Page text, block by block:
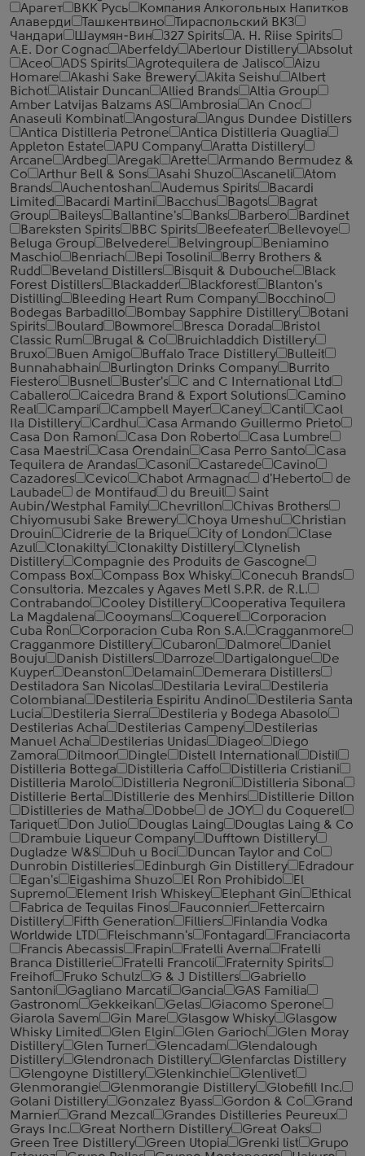
Арагет
ВКК Русь
Компания Алкогольных Напитков
Алаверди
Ташкентвино
Тираспольский ВКЗ
Чандари
Шаумян-Вин 327 Spirits
A. H. Riise Spirits
A.E. Dor Cognac
Aberfeldy Aberlour Distillery
Absolut
Aceo
ADS Spirits Agrotequilera de Jalisco
Aizu
Homare
Akashi Sake Brewery Akita Seishu
Albert
Bichot
Alistair Duncan Allied Brands
Altia Group
Amber Latvijas Balzams AS
Ambrosia
An Cnoc
Anaseuli Kombinat
Angostura
Angus Dundee Distillers
Antica Distilleria Petrone
Antica Distilleria Quaglia
Appleton Estate
APU Company
Aratta Distillery
Arcane
Ardbeg Aregak Arette
Armando Bermudez &
Co
Arthur Bell & Sons Asahi Shuzo Ascaneli
Atom
Brands
Auchentoshan Audemus Spirits
Bacardi
Limited
Bacardi Martini Bacchus Bagots
Bagrat
Group
Baileys Ballantine's Banks Barbero
Bardinet
Bareksten Spirits
BBC Spirits Beefeater
Bellevoye
Beluga Group
Belvedere Belvingroup
Beniamino
Maschio
Benriach Bepi Tosolini
Berry Brothers &
Rudd
Beveland Distillers Bisquit & Dubouche
Black
Forest Distillers
Blackadder Blackforest
Blanton's
Distilling
Bleeding Heart Rum Company
Bocchino
Bodegas Barbadillo
Bombay Sapphire Distillery
Botani
Spirits
Boulard Bowmore Bresca Dorada
Bristol
Classic Rum
Brugal & Co
Bruichladdich Distillery
Bruxo
Buen Amigo Buffalo Trace Distillery
Bulleit
Bunnahabhain
Burlington Drinks Company
Burrito
Fiestero
Busnel Buster's
C and C International Ltd
Caballero
Caicedra Brand & Export Solutions
Camino
Real
Campari Campbell Mayer Caney Canti
Caol
Ila Distillery
Cardhu
Casa Armando Guillermo Prieto
Casa Don Ramon
Casa Don Roberto
Casa Lumbre
Casa Maestri
Casa Orendain Casa Perro Santo
Casa
Tequilera de Arandas
Casoni Castarede
Cavino
Cazadores
Cevico Chabot Armagnac d'Heberto
de
Laubade
de Montifaud du Breuil
Saint
Aubin/Westphal Family
Chevrillon
Chivas Brothers
Chiyomusubi Sake Brewery
Choya Umeshu
Christian
Drouin
Cidrerie de la Brique City of London
Clase
Azul
Clonakilty Clonakilty Distillery
Clynelish
Distillery
Compagnie des Produits de Gascogne
Compass Box
Compass Box Whisky
Conecuh Brands
Consultoria. Mezcales y Agaves Metl S.P.R. de R.L.
Contrabando
Cooley Distillery
Cooperativa Tequilera
La Magdalena
Cooymans Coquerel
Corporacion
Cuba Ron
Corporacion Cuba Ron S.A.
Cragganmore
Cragganmore Distillery
Cubaron Dalmore
Daniel
Bouju
Danish Distillers Darroze Dartigalongue
De
Kuyper
Deanston Delamain
Demerara Distillers
Destiladora San Nicolas
Destilaria Levira
Destileria
Colombiana
Destileria Espiritu Andino
Destileria Santa
Lucia
Destileria Sierra
Destileria y Bodega Abasolo
Destilerias Acha
Destilerias Campeny
Destilerias
Manuel Acha
Destilerias Unidas Diageo
Diego
Zamora
Dilmoor Dingle Distell International
Distil
Distilleria Bottega
Distilleria Caffo
Distilleria Cristiani
Distilleria Marolo
Distilleria Negroni
Distilleria Sibona
Distillerie Berta
Distillerie des Menhirs
Distillerie Dillon
Distilleries de Matha
Dobbe de JOY
du Coquerel
Tariquet
Don Julio Douglas Laing
Douglas Laing & Co
Drambuie Liqueur Company
Dufftown Distillery
Dugladze W&S
Duh u Boci
Duncan Taylor and Co
Dunrobin Distilleries
Edinburgh Gin Distillery
Edradour
Egan's
Eigashima Shuzo El Ron Prohibido
El
Supremo
Element Irish Whiskey Elephant Gin
Ethical
Fabrica de Tequilas Finos
Fauconnier
Fettercairn
Distillery
Fifth Generation Filliers
Finlandia Vodka
Worldwide LTD
Fleischmann's Fontagard
Franciacorta
Francis Abecassis
Frapin Fratelli Averna
Fratelli
Branca Distillerie
Fratelli ‎Francoli
Fraternity Spirits
Freihof
Fruko Schulz G & J Distillers
Gabriello
Santoni
Gagliano Marcati Gancia
GAS Familia
Gastronom
Gekkeikan Gelas
Giacomo Sperone
Giarola Savem
Gin Mare Glasgow Whisky
Glasgow
Whisky Limited
Glen Elgin Glen Garioch
Glen Moray
Distillery
Glen Turner Glencadam
Glendalough
Distillery
Glendronach Distillery
Glenfarclas Distillery
Glengoyne Distillery
Glenkinchie
Glenlivet
Glenmorangie
Glenmorangie Distillery
Globefill Inc.
Golani Distillery
Gonzalez Byass Gordon & Co
Grand
Marnier
Grand Mezcal
Grandes Distilleries Peureux
Grays Inc.
Great Northern Distillery
Great Oaks
Green Tree Distillery
Green Utopia Grenki list
Grupo